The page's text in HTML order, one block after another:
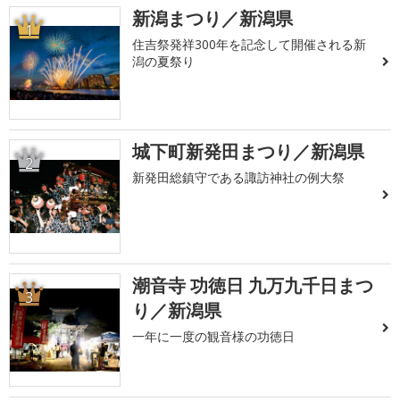
1 新潟まつり／新潟県
住吉祭発祥300年を記念して開催される新
潟の夏祭り
2 城下町新発田まつり／新潟県
新発田総鎮守である諏訪神社の例大祭
3
潮音寺 功徳日 九万九千日まつ
り／新潟県
一年に一度の観音様の功徳日